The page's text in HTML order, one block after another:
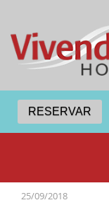
RESERVAR
25/09/2018